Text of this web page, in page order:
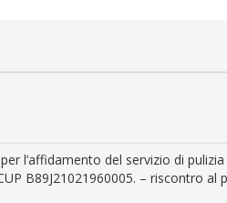
l’affidamento del servizio di
B89J21021960005. – riscontro al